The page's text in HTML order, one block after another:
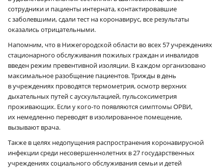
сотрудники и пациенты интерната, контактировавшие
с заболевшими, сдали тест на коронавирус, все результаты
оказались отрицательными.
Напомним, что в Нижегородской области во всех 57 учреждениях
стационарного обслуживания пожилых граждан и инвалидов
введен режим превентивной изоляции. В каждом организовано
максимальное разобщение пациентов. Трижды в день
в учреждениях проводятся термометрия, осмотр верхних
дыхательных путей с аускультацией, пульсоксиметрия
проживающих. Если у кого-то появляются симптомы ОРВИ,
их немедленно переводят в изолированное помещение,
вызывают врача.
Также в целях недопущения распространения коронавирусной
инфекции среди несовершеннолетних в 27 государственных
учреждениях социального обслуживания семьи и детей